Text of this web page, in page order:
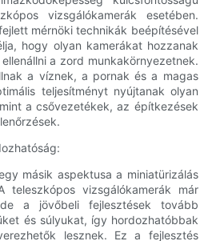
vizsgálókamerák esetében.
mérnöki technikák beépítésével
hogy olyan kamerákat hozzanak
a zord munkakörnyezetnek.
a víznek, a pornak és a magas
teljesítményt nyújtanak olyan
a csővezetékek, az építkezések
másik aspektusa a miniatürizálás
teleszkópos vizsgálókamerák már
a jövőbeli fejlesztések tovább
és súlyukat, így hordozhatóbbak
lesznek. Ez a fejlesztés